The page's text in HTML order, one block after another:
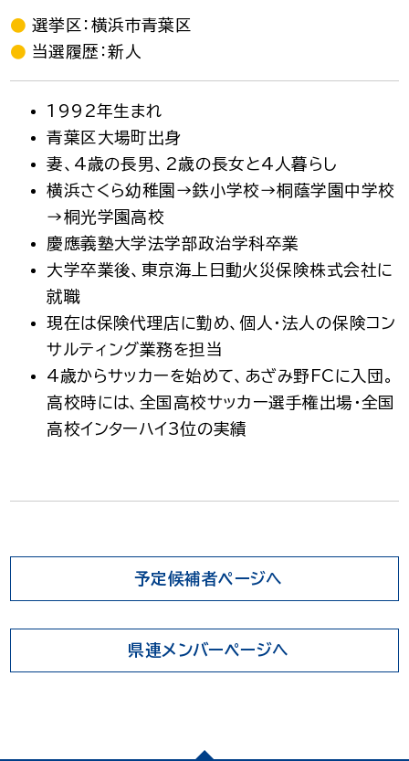
選挙区：横浜市青葉区
当選履歴：新人
1992年生まれ
青葉区大場町出身
妻、4歳の長男、2歳の長女と4人暮らし
横浜さくら幼稚園→鉄小学校→桐蔭学園中学校
→桐光学園高校
慶應義塾大学法学部政治学科卒業
大学卒業後、東京海上日動火災保険株式会社に
就職
現在は保険代理店に勤め、個人・法人の保険コン
サルティング業務を担当
4歳からサッカーを始めて、あざみ野FCに入団。
高校時には、全国高校サッカー選手権出場・全国
高校インターハイ3位の実績
予定候補者ページへ
県連メンバーページへ